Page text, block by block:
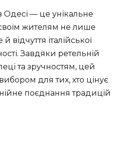
Одесі — це унікальне
жителям не лише
відчуття італійської
Завдяки ретельній
та зручностям, цей
для тих, хто цінує
поєднання традицій